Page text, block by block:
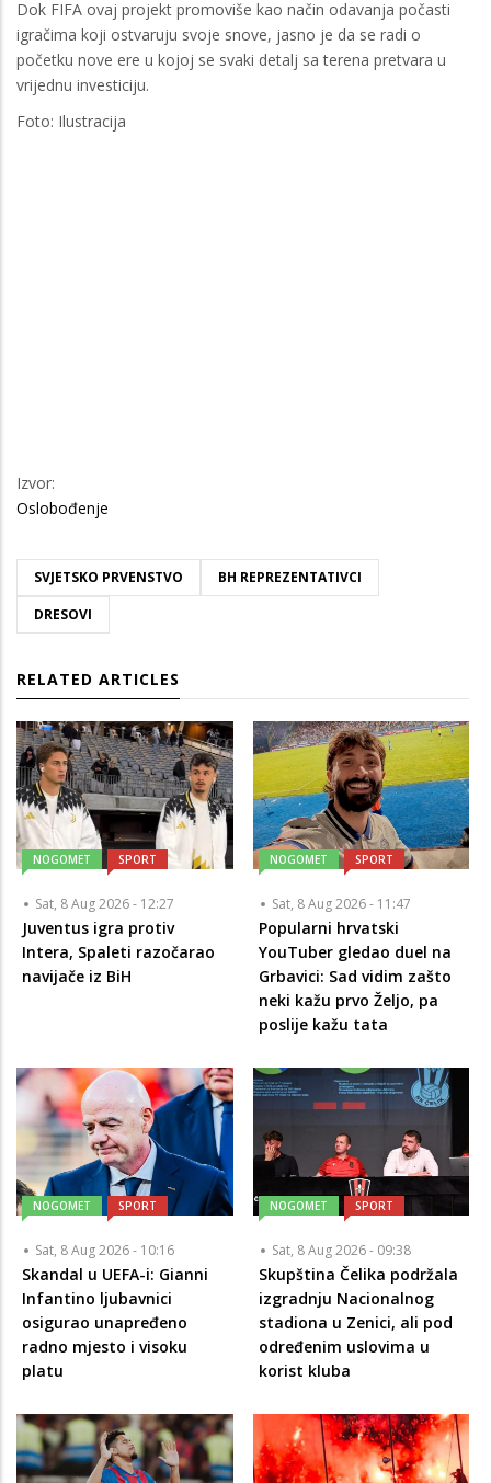
Dok FIFA ovaj projekt promoviše kao način odavanja počasti
igračima koji ostvaruju svoje snove, jasno je da se radi o
početku nove ere u kojoj se svaki detalj sa terena pretvara u
vrijednu investiciju.
Foto: Ilustracija
Izvor:
Oslobođenje
SVJETSKO PRVENSTVO
BH REPREZENTATIVCI
DRESOVI
RELATED ARTICLES
NOGOMET SPORT
Sat, 8 Aug 2026 - 12:27
Juventus igra protiv
Intera, Spaleti razočarao
navijače iz BiH
NOGOMET SPORT
Sat, 8 Aug 2026 - 11:47
Popularni hrvatski
YouTuber gledao duel na
Grbavici: Sad vidim zašto
neki kažu prvo Željo, pa
poslije kažu tata
NOGOMET SPORT
Sat, 8 Aug 2026 - 10:16
Skandal u UEFA-i: Gianni
Infantino ljubavnici
osigurao unapređeno
radno mjesto i visoku
platu
NOGOMET SPORT
Sat, 8 Aug 2026 - 09:38
Skupština Čelika podržala
izgradnju Nacionalnog
stadiona u Zenici, ali pod
određenim uslovima u
korist kluba